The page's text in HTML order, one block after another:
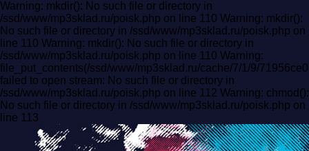
Warning: mkdir(): No such file or directory in
/ssd/www/mp3sklad.ru/poisk.php on line 110 Warning: mkdir():
No such file or directory in /ssd/www/mp3sklad.ru/poisk.php on
line 110 Warning: mkdir(): No such file or directory in
/ssd/www/mp3sklad.ru/poisk.php on line 110 Warning:
file_put_contents(/ssd/www/mp3sklad.ru/cache/7/1/9/
failed to open stream: No such file or directory in
/ssd/www/mp3sklad.ru/poisk.php on line 112 Warning: chmod():
No such file or directory in /ssd/www/mp3sklad.ru/poisk.php on
line 113